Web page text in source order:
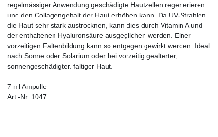
regelmässiger Anwendung geschädigte Hautzellen regenerieren
und den Collagengehalt der Haut erhöhen kann. Da UV-Strahlen
die Haut sehr stark austrocknen, kann dies durch Vitamin A und
der enthaltenen Hyaluronsäure ausgeglichen werden. Einer
vorzeitigen Faltenbildung kann so entgegen gewirkt werden. Ideal
nach Sonne oder Solarium oder bei vorzeitig gealterter,
sonnengeschädigter, faltiger Haut.
7 ml Ampulle
Art.-Nr. 1047